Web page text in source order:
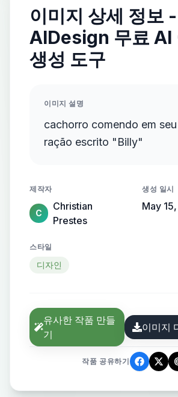
이미지 상세 정보 -
AIDesign 무료 AI
생성 도구
이미지 설명
cachorro comendo em
ração escrito "Billy"
제작자
C
Christian
Prestes
생성 일시
May
스타일
디자인
유사한 작품 만들
기
이미지
작품 공유하기